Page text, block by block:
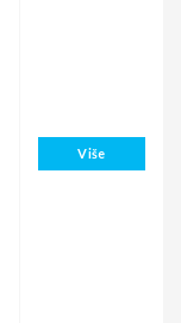
Više